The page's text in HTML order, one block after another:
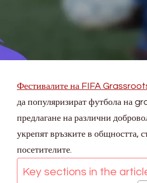
Фестивалите на FIFA
да популяризират футбола на
предлагане на различни
укрепят връзките в общността,
посетителите.
Key sections in the